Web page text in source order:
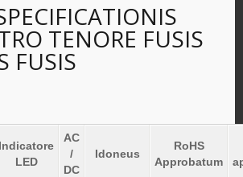
TENORE FUSIS
FUSIS
Indicatore
LED
AC
/
DC
Idoneus
RoHS
Approbatum